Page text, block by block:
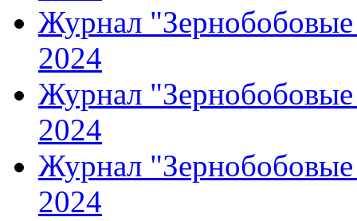
Журнал
2024
Журнал
2024
Журнал
2024